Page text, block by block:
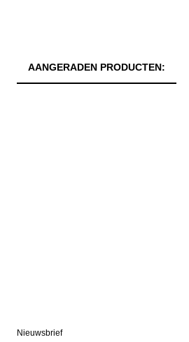
AANGERADEN PRODUCTEN:
Nieuwsbrief